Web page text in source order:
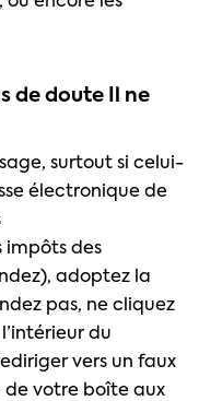
de doute Il ne
surtout si celui-
électronique de
impôts des
adoptez la
pas, ne cliquez
du
vers un faux
de votre boîte aux